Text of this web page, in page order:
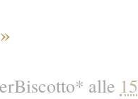
alle